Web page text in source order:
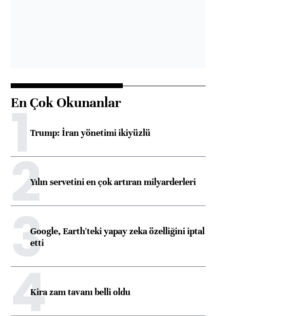
En Çok Okunanlar
1Trump: İran yönetimi ikiyüzlü
2Yılın servetini en çok artıran milyarderleri
3Google, Earth'teki yapay zeka özelliğini iptal
etti
4Kira zam tavanı belli oldu